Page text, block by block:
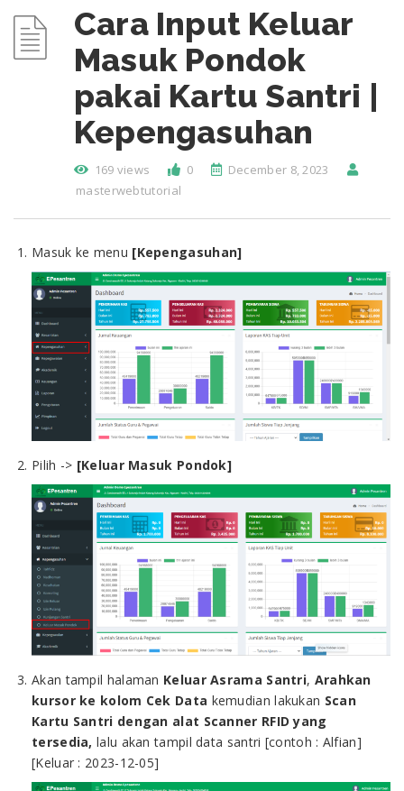
Cara Input Keluar
Masuk Pondok
pakai Kartu Santri |
Kepengasuhan
169 views 0
December 8, 2023
masterwebtutorial
Masuk ke menu [Kepengasuhan]
Pilih -> [Keluar Masuk Pondok]
Akan tampil halaman Keluar Asrama Santri, Arahkan
kursor ke kolom Cek Data kemudian lakukan Scan
Kartu Santri dengan alat Scanner RFID yang
tersedia, lalu akan tampil data santri [contoh : Alfian]
[Keluar : 2023-12-05]